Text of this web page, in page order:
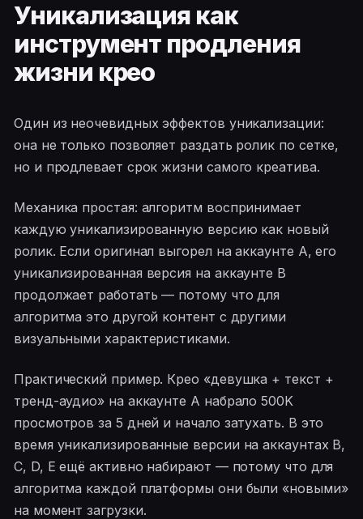
Уникализация как
инструмент продления
жизни крео
Один из неочевидных эффектов уникализации:
она не только позволяет раздать ролик по сетке,
но и продлевает срок жизни самого креатива.
Механика простая: алгоритм воспринимает
каждую уникализированную версию как новый
ролик. Если оригинал выгорел на аккаунте A, его
уникализированная версия на аккаунте B
продолжает работать — потому что для
алгоритма это другой контент с другими
визуальными характеристиками.
Практический пример. Крео «девушка + текст +
тренд-аудио» на аккаунте A набрало 500K
просмотров за 5 дней и начало затухать. В это
время уникализированные версии на аккаунтах B,
C, D, E ещё активно набирают — потому что для
алгоритма каждой платформы они были «новыми»
на момент загрузки.